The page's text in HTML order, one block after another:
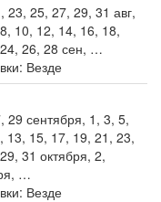
23, 25, 27, 29, 31 авг,
10, 12, 14, 16, 18,
26, 28 сен, …
Везде
29 сентября, 1, 3, 5,
13, 15, 17, 19, 21, 23,
31 октября, 2,
…
Везде